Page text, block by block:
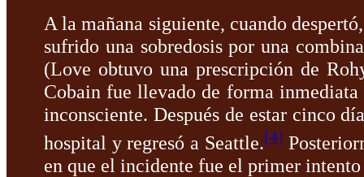
A la mañana siguiente, cuando
sufrido una sobredosis por una
(Love obtuvo una prescripción de
Cobain fue llevado de forma
inconsciente. Después de estar cinco
hospital y regresó a Seattle.[4]
en que el incidente fue el primer